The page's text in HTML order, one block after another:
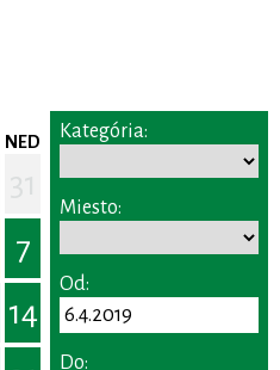
NED
7
14
Kategória:
Miesto:
Od:
Do: